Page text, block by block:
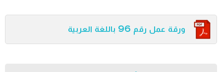
ورقة عمل رقم 96 باللغة العربية